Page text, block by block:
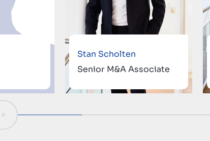
Stan Scholten
Senior M&A Associate